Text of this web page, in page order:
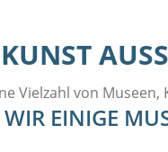
Vielzahl von
EINIGE